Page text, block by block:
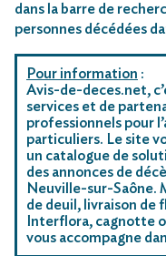
dans la barre de
personnes décédées
Pour information :
Avis-de-deces.net,
services et de
professionnels pour
particuliers. Le site
un catalogue de
des annonces de
Neuville-sur-Saône.
de deuil, livraison de
Interflora, cagnotte
vous accompagne